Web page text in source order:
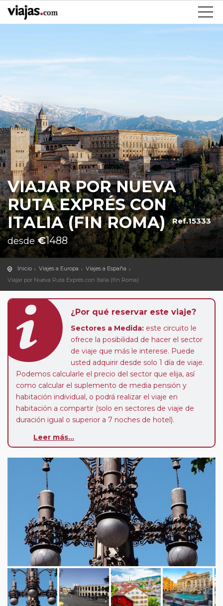
VIAJAR POR NUEVA
RUTA EXPRÉS CON
ITALIA (FIN ROMA) Ref.15333
desde€1488
Inicio Viajes a Europa
Viajes a España
Viajar por Nueva Ruta Exprés con Italia (fin Roma)
¿Por qué reservar este viaje?
Sectores a Medida: este circuito le
ofrece la posibilidad de hacer el sector
de viaje que más le interese. Puede
usted adquirir desde solo 1 día de viaje.
Podemos calcularle el precio del sector que elija, así
como calcular el suplemento de media pensión y
habitación individual, o podrá realizar el viaje en
habitación a compartir (solo en sectores de viaje de
duración igual o superior a 7 noches de hotel).
de que usted pueda programar una o más paradas en
7 noches según circuito y fechas de salida. Es
fundamental que el circuito tenga salida posterior a la
fecha escogida y permita la salida deseada. El
suplemento por parada efectuada es de 40 Euros/52
Dólares por persona. Si la parada se realiza para tomar
otro circuito del mismo proveedor no se abonará este
suplemento.
Pasajero Club:este circuito, en cualquier época del
año, ofrece a los pasajeros que ya hayan viajado con
nosotros en los últimos 3 años y que pertenezcan a
nuestro Club de Pasajeros (cuya obtención se realiza
tras rellenar el cuestionario de satisfacción en "Mi viaje")
o los que estén en luna de miel contarán con un
Leer más...